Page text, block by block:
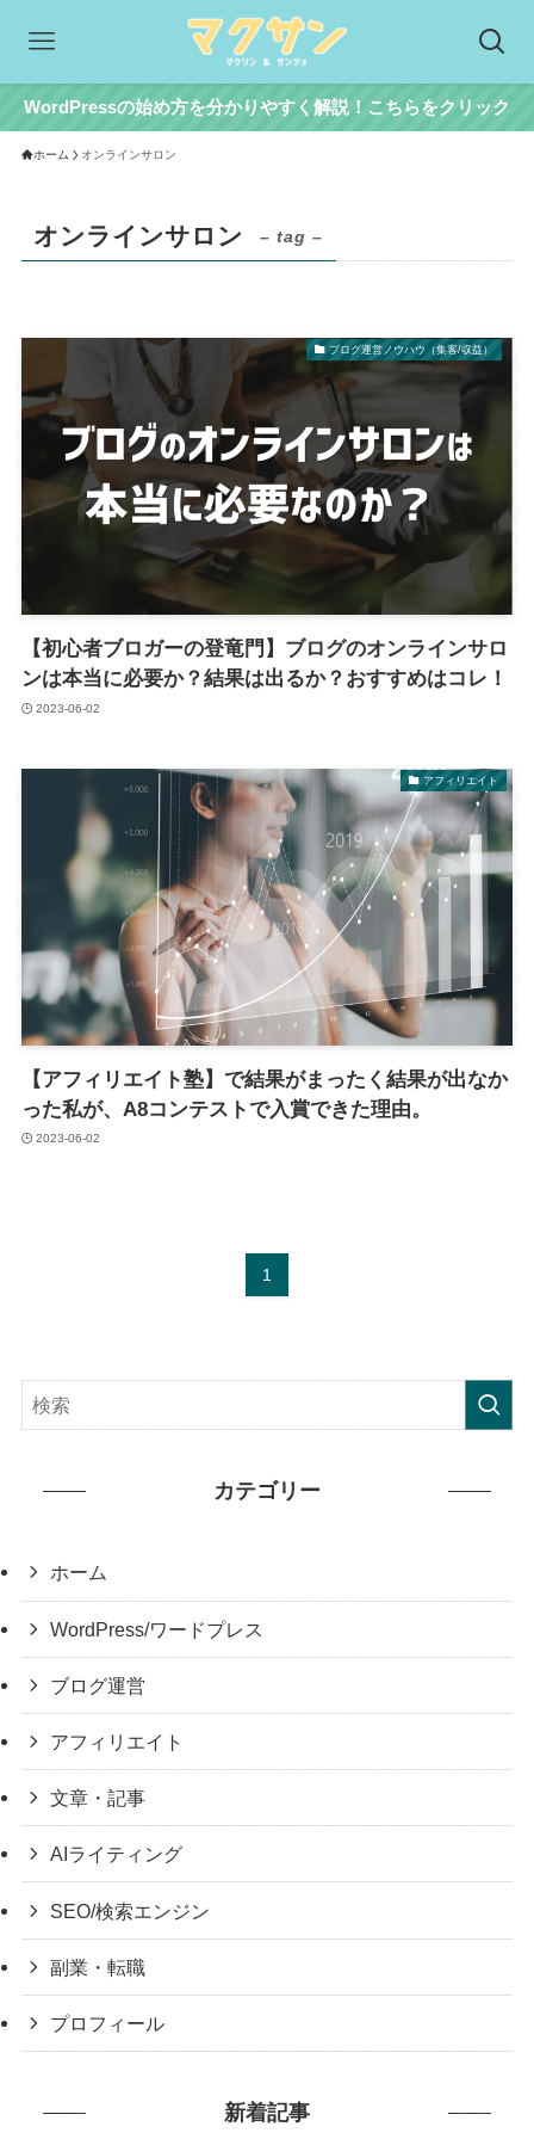
WordPressの始め方を分かりやすく解説！こちらをクリック
ホーム オンラインサロン
オンラインサロン – tag –
ブログ運営ノウハウ（集客/収益）
【初心者ブロガーの登竜門】ブログのオンラインサロ
ンは本当に必要か？結果は出るか？おすすめはコレ！
2023-06-02
アフィリエイト
【アフィリエイト塾】で結果がまったく結果が出なか
った私が、A8コンテストで入賞できた理由。
2023-06-02
1
カテゴリー
ホーム
WordPress/ワードプレス
ブログ運営
アフィリエイト
文章・記事
AIライティング
SEO/検索エンジン
副業・転職
プロフィール
新着記事